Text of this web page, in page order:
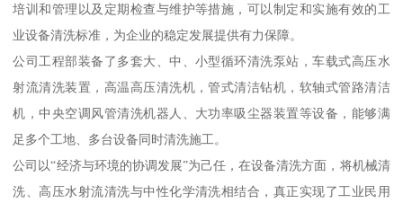
培训和管理以及定期检查与维护等措施，可以制定和实施有效的工
业设备清洗标准，为企业的稳定发展提供有力保障。
公司工程部装备了多套大、中、小型循环清洗泵站，车载式高压水
射流清洗装置，高温高压清洗机，管式清洁钻机，软轴式管路清洁
机，中央空调风管清洗机器人、大功率吸尘器装置等设备，能够满
足多个工地、多台设备同时清洗施工。
公司以“经济与环境的协调发展”为己任，在设备清洗方面，将机械清
洗、高压水射流清洗与中性化学清洗相结合，真正实现了工业民用